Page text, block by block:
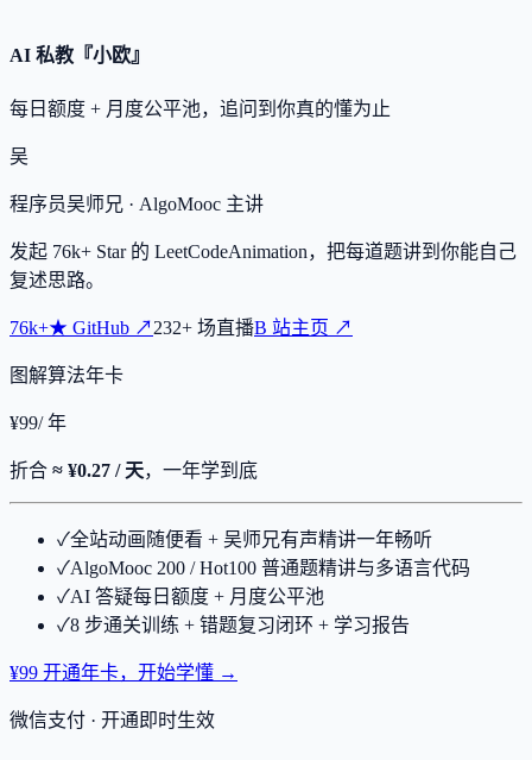
AI 私教『小欧』
每日额度 + 月度公平池，追问到你真的懂为止
吴
程序员吴师兄 · AlgoMooc 主讲
发起 76k+ Star 的 LeetCodeAnimation，把每道题讲到你能自己
复述思路。
76k+★ GitHub ↗232+ 场直播B 站主页 ↗
图解算法年卡
¥99/ 年
折合 ≈ ¥0.27 / 天，一年学到底
✓全站动画随便看 + 吴师兄有声精讲一年畅听
✓AlgoMooc 200 / Hot100 普通题精讲与多语言代码
✓AI 答疑每日额度 + 月度公平池
✓8 步通关训练 + 错题复习闭环 + 学习报告
¥99 开通年卡，开始学懂 →
微信支付 · 开通即时生效